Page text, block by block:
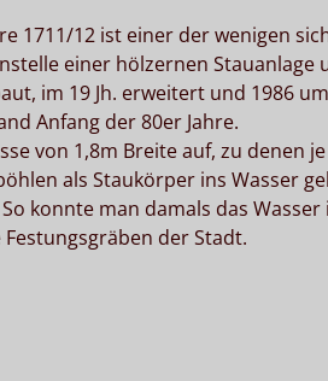
1711/12 ist einer der wenigen
einer hölzernen
im 19 Jh. erweitert und 1986
Anfang der 80er Jahre.
von 1,8m Breite auf, zu denen
als Staukörper ins Wasser
konnte man damals das
der Stadt.